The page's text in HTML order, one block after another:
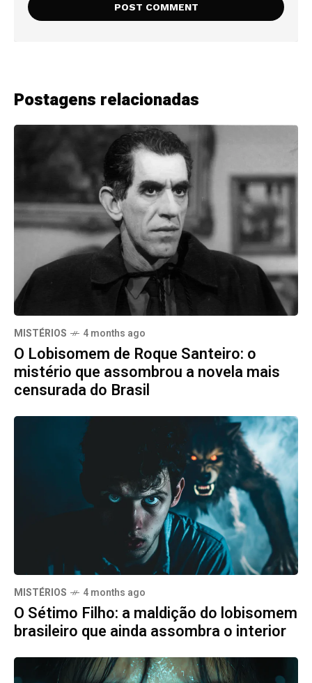
Postagens relacionadas
MISTÉRIOS 4 months ago
O Lobisomem de Roque Santeiro: o
mistério que assombrou a novela mais
censurada do Brasil
MISTÉRIOS 4 months ago
O Sétimo Filho: a maldição do lobisomem
brasileiro que ainda assombra o interior